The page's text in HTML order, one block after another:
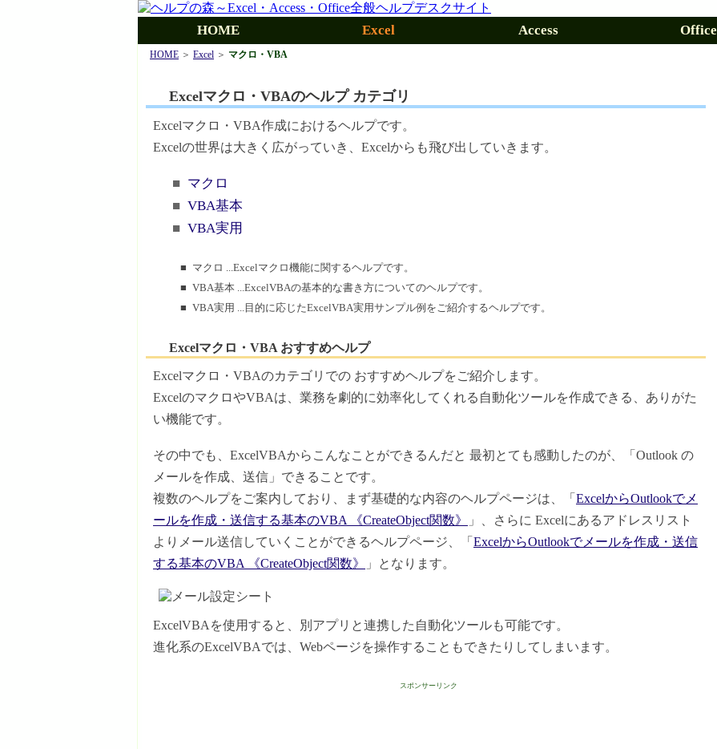
HOME Excel Access Office
HOME ＞ Excel ＞ マクロ・VBA
Excelマクロ・VBAのヘルプ カテゴリ
Excelマクロ・VBA作成におけるヘルプです。
Excelの世界は大きく広がっていき、Excelからも飛び出していきます。
■ マクロ
■ VBA基本
■ VBA実用
■ マクロ ...Excelマクロ機能に関するヘルプです。
■ VBA基本 ...ExcelVBAの基本的な書き方についてのヘルプです。
■ VBA実用 ...目的に応じたExcelVBA実用サンプル例をご紹介するヘルプです。
Excelマクロ・VBA おすすめヘルプ
Excelマクロ・VBAのカテゴリでの おすすめヘルプをご紹介します。
ExcelのマクロやVBAは、業務を劇的に効率化してくれる自動化ツールを作成できる、ありがた
い機能です。
その中でも、ExcelVBAからこんなことができるんだと 最初とても感動したのが、「Outlook の
メールを作成、送信」できることです。
複数のヘルプをご案内しており、まず基礎的な内容のヘルプページは、「 ExcelからOutlookでメ
ールを作成・送信する基本のVBA 《CreateObject関数》
」、さらに Excelにあるアドレスリスト
よりメール送信していくことができるヘルプページ、「 ExcelからOutlookでメールを作成・送信
する基本のVBA 《CreateObject関数》
」となります。
ExcelVBAを使用すると、別アプリと連携した自動化ツールも可能です。
進化系のExcelVBAでは、Webページを操作することもできたりしてしまいます。
スポンサーリンク